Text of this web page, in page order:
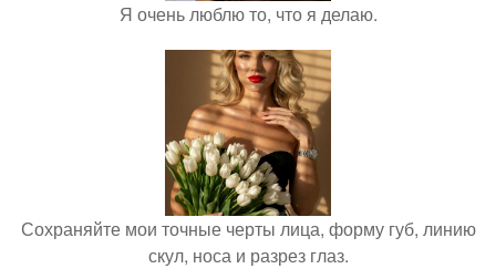
Я очень люблю то, что я делаю.
Сохраняйте мои точные черты лица, форму губ, линию
скул, носа и разрез глаз.